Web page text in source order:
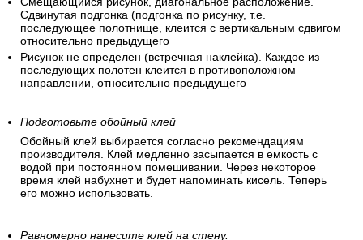
Сдвинутая подгонка (подгонка по рисунку, т.е.
последующее полотнище, клеится с вертикальным сдвигом
относительно предыдущего
Рисунок не определен (встречная наклейка). Каждое из
последующих полотен клеится в противоположном
направлении, относительно предыдущего
Подготовьте обойный клей
Обойный клей выбирается согласно рекомендациям
производителя. Клей медленно засыпается в емкость с
водой при постоянном помешивании. Через некоторое
время клей набухнет и будет напоминать кисель. Теперь
его можно использовать.
Равномерно нанесите клей на стену.